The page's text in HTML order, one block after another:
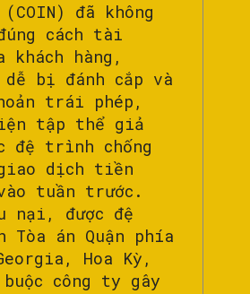
(COIN) đã không
cách tài
khách hàng,
bị đánh cắp và
trái phép,
tập thể giả
đệ trình chống
dịch tiền
tuần trước.
nại, được đệ
án Quận phía
Hoa Kỳ,
buộc công ty gây